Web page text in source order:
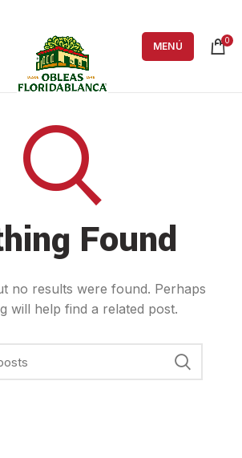
MENÚ 0
Found
no results were found. Perhaps
will help find a related post.